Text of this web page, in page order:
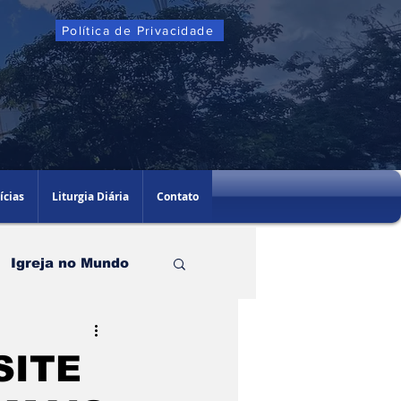
Política de Privacidade
Liturgia Diária Contato
Igreja no Mundo